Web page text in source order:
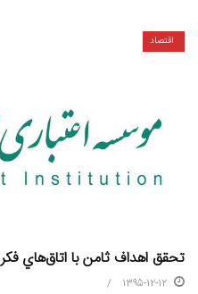
اقتصاد
تحقق اهداف ثامن با اتاق‌هاي فکر
1395-12-12